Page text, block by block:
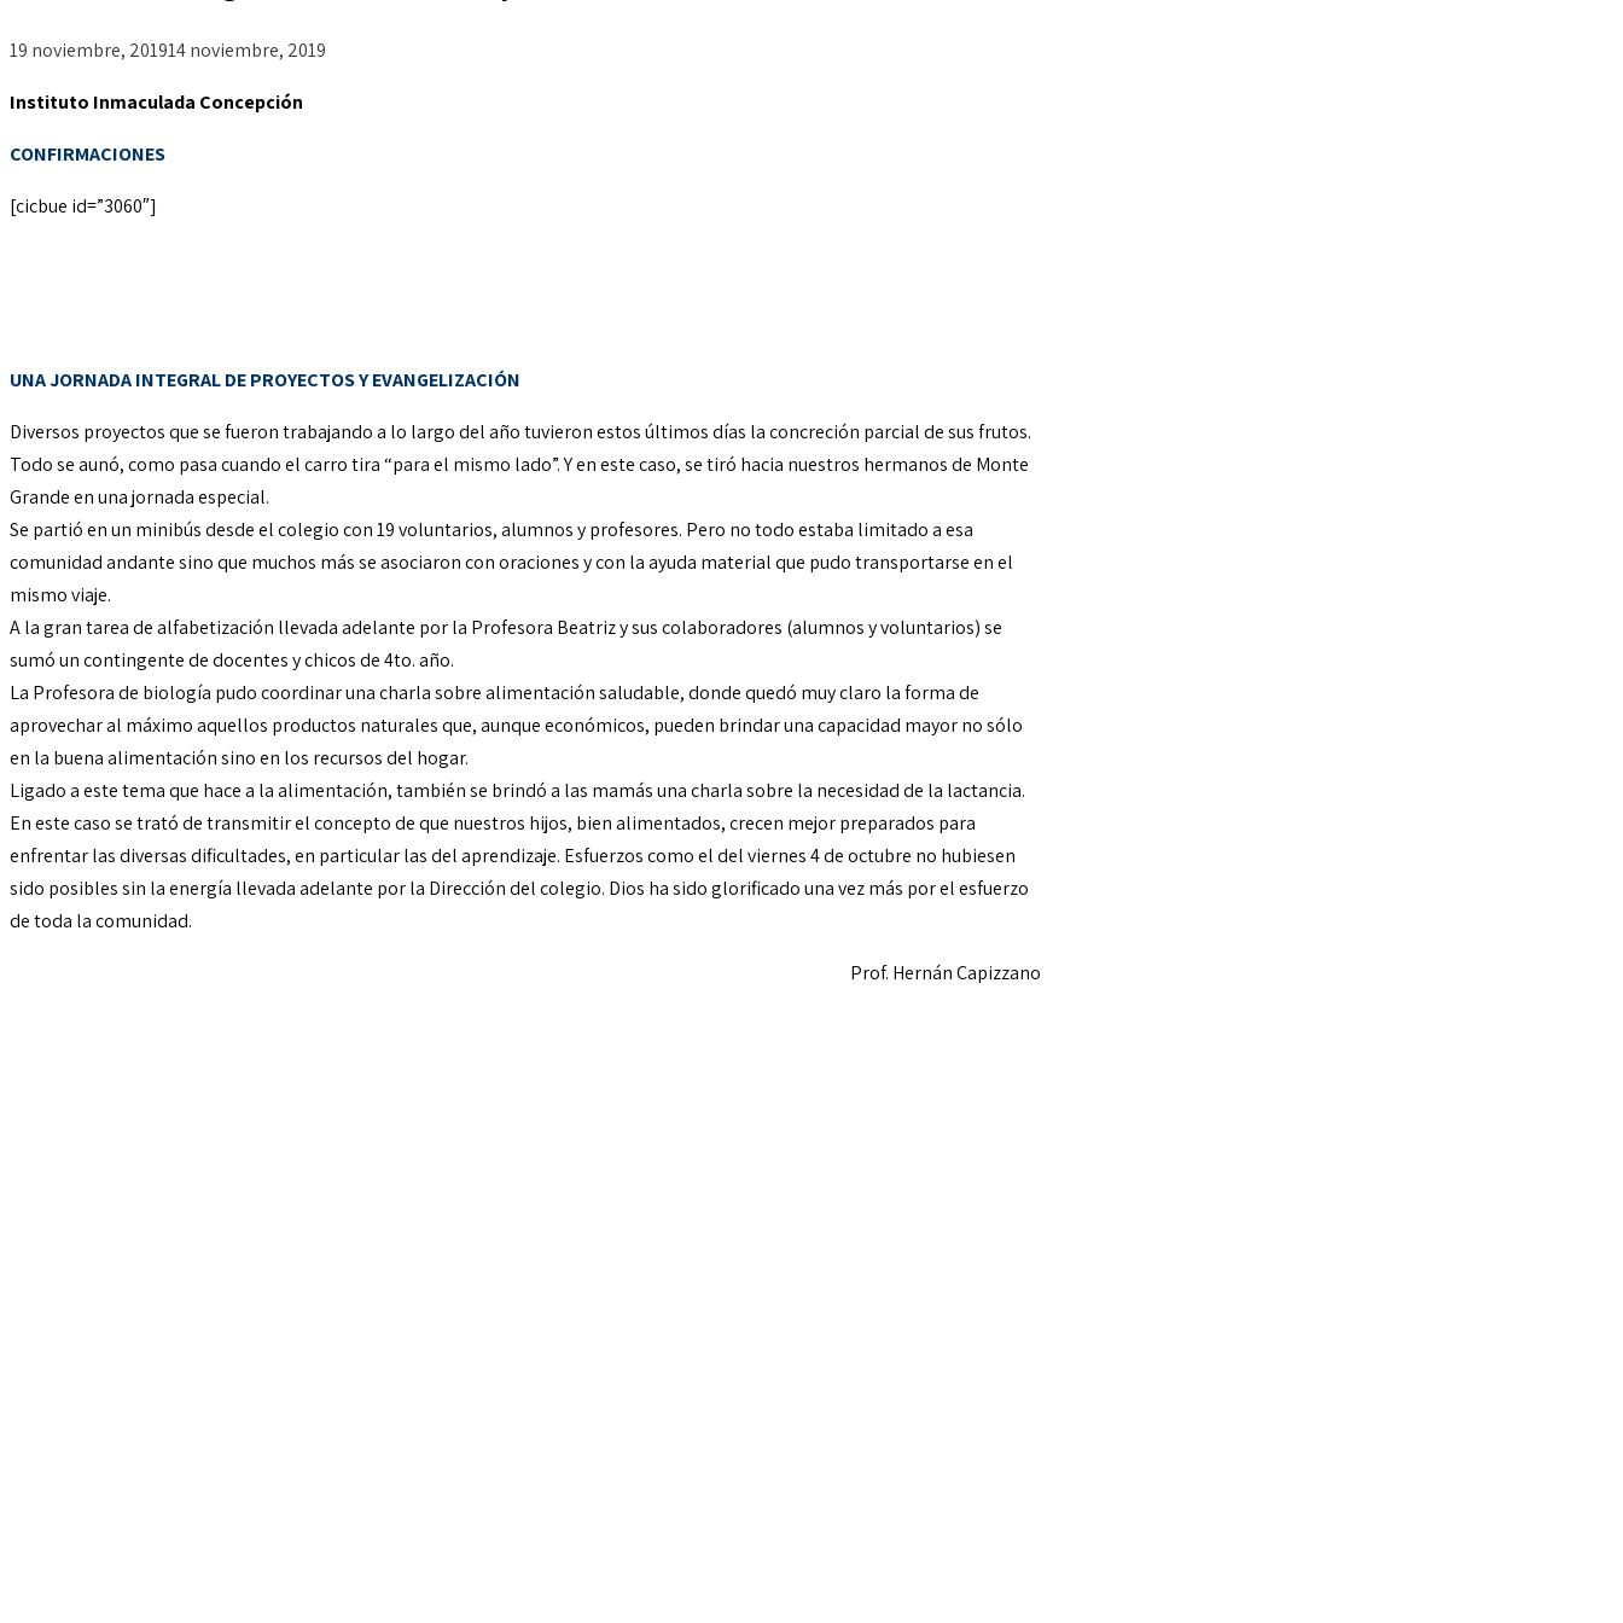
19 noviembre, 201914 noviembre, 2019
Instituto Inmaculada Concepción
CONFIRMACIONES
[cicbue id=”3060″]
UNA JORNADA INTEGRAL DE PROYECTOS Y EVANGELIZACIÓN
Diversos proyectos que se fueron trabajando a lo largo del año tuvieron estos últimos días la concreción parcial de sus frutos.
Todo se aunó, como pasa cuando el carro tira “para el mismo lado”. Y en este caso, se tiró hacia nuestros hermanos de Monte
Grande en una jornada especial.
Se partió en un minibús desde el colegio con 19 voluntarios, alumnos y profesores. Pero no todo estaba limitado a esa
comunidad andante sino que muchos más se asociaron con oraciones y con la ayuda material que pudo transportarse en el
mismo viaje.
A la gran tarea de alfabetización llevada adelante por la Profesora Beatriz y sus colaboradores (alumnos y voluntarios) se
sumó un contingente de docentes y chicos de 4to. año.
La Profesora de biología pudo coordinar una charla sobre alimentación saludable, donde quedó muy claro la forma de
aprovechar al máximo aquellos productos naturales que, aunque económicos, pueden brindar una capacidad mayor no sólo
en la buena alimentación sino en los recursos del hogar.
Ligado a este tema que hace a la alimentación, también se brindó a las mamás una charla sobre la necesidad de la lactancia.
En este caso se trató de transmitir el concepto de que nuestros hijos, bien alimentados, crecen mejor preparados para
enfrentar las diversas dificultades, en particular las del aprendizaje. Esfuerzos como el del viernes 4 de octubre no hubiesen
sido posibles sin la energía llevada adelante por la Dirección del colegio. Dios ha sido glorificado una vez más por el esfuerzo
de toda la comunidad.
Prof. Hernán Capizzano